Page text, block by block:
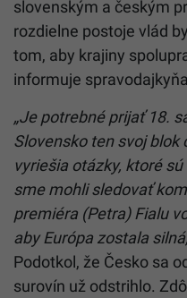
slovenským a českým
rozdielne postoje vlád
tom, aby krajiny
informuje
„Je potrebné prijať 18.
Slovensko ten svoj blok
vyriešia otázky, ktoré
sme mohli sledovať
premiéra (Petra) Fialu
aby Európa zostala silná,
Podotkol, že Česko sa
surovín už odstrihlo.